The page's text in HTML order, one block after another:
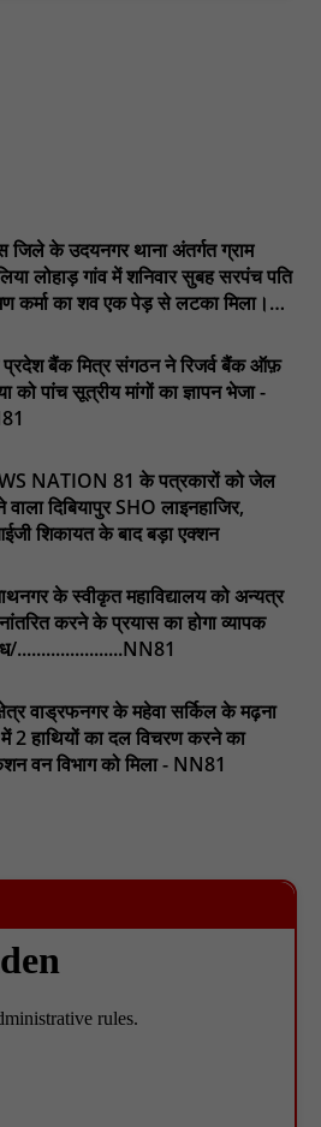
: NN81
लेकर ज्ञापन, ब्लड बैंक और अल्ट्रासाउंड की
सरकार की प्राथमिकता: विधायक
के रोजगार सहायकों का ऐलान—"भुगतान
जिले के उदयनगर थाना अंतर्गत ग्राम
लोहाड़ गांव में शनिवार सुबह सरपंच पति
कर्मा का शव एक पेड़ से लटका मिला।
प्रदेश बैंक मित्र संगठन ने रिजर्व बैंक ऑफ़
को पांच सूत्रीय मांगों का ज्ञापन भेजा -
NATION 81 के पत्रकारों को जेल
दिबियापुर SHO लाइनहाजिर,
शिकायत के बाद बड़ा एक्शन
के स्वीकृत महाविद्यालय को अन्यत्र
करने के प्रयास का होगा व्यापक
......................NN81
वाड्रफनगर के महेवा सर्किल के मढ़ना
2 हाथियों का दल विचरण करने का
वन विभाग को मिला - NN81